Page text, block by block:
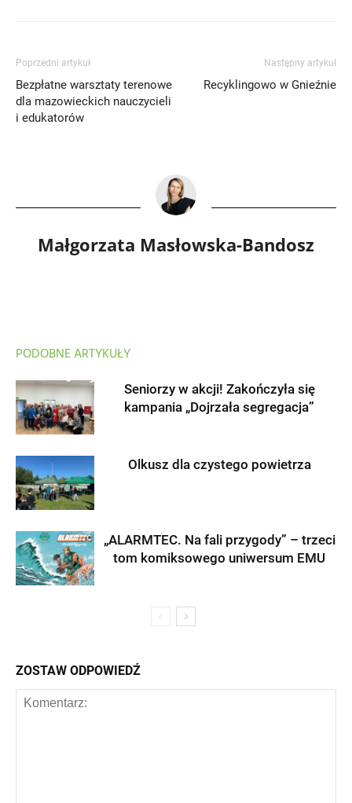
Poprzedni artykuł
Bezpłatne warsztaty terenowe
dla mazowieckich nauczycieli
i edukatorów
Następny artykuł
Recyklingowo w Gnieźnie
Małgorzata Masłowska-Bandosz
PODOBNE ARTYKUŁY
Seniorzy w akcji! Zakończyła się
kampania „Dojrzała segregacja”
Olkusz dla czystego powietrza
„ALARMTEC. Na fali przygody” – trzeci
tom komiksowego uniwersum EMU
ZOSTAW ODPOWIEDŹ